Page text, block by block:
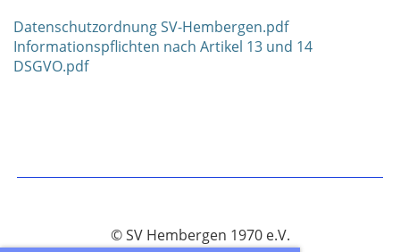
Datenschutzordnung SV-Hembergen.pdf
Informationspflichten nach Artikel 13 und 14
DSGVO.pdf
© SV Hembergen 1970 e.V.